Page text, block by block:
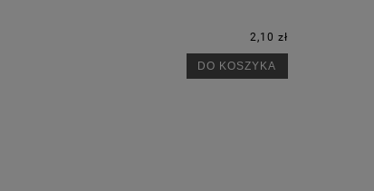
2,10 zł
DO KOSZYKA